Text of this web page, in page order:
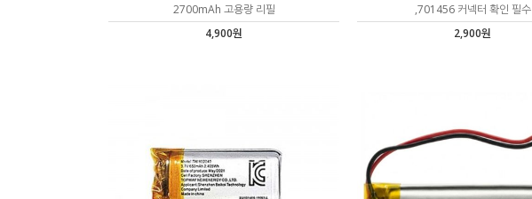
2700mAh 고용량 리필
4,900원
,701456 커넥터 확인 필수
2,900원